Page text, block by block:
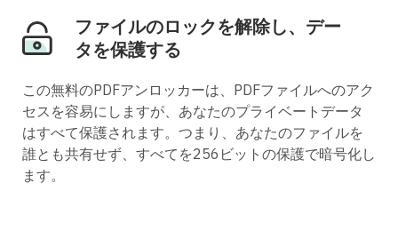
ファイルのロックを解除し、デー
タを保護する
この無料のPDFアンロッカーは、PDFファイルへのアク
セスを容易にしますが、あなたのプライベートデータ
はすべて保護されます。つまり、あなたのファイルを
誰とも共有せず、すべてを256ビットの保護で暗号化し
ます。